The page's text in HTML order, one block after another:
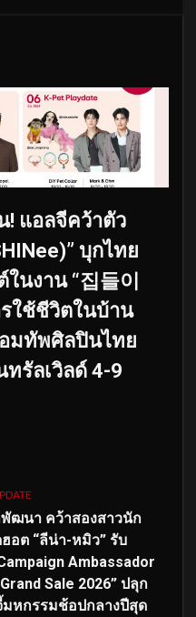
! แอลจีคว้าตัว
บุกไทย
นงาน “집들이
รใช้ชีวิตในบ้าน
มทัพศิลปินไทย
รัลเวิลด์ 4-9
ฒนา คว้าสองสาวนัก
อต “ลีน่า-หมิว” รับ
Ambassador
Sale 2026” ปลุก
มหกรรมช้อปกลางปีสุด